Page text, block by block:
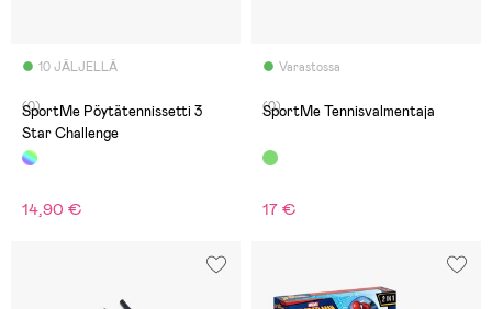
10 JÄLJELLÄ
(0)
SportMe Pöytätennissetti 3
Star Challenge
14,90 €
Varastossa
(0)
SportMe Tennisvalmentaja
17 €